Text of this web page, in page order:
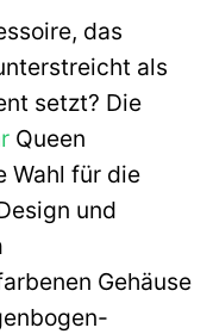
das
als
setzt? Die
Queen
Wahl für die
und
Gehäuse